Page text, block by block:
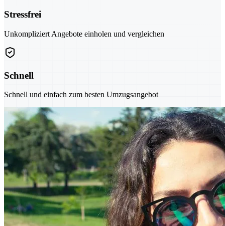
Stressfrei
Unkompliziert Angebote einholen und vergleichen
Schnell
Schnell und einfach zum besten Umzugsangebot